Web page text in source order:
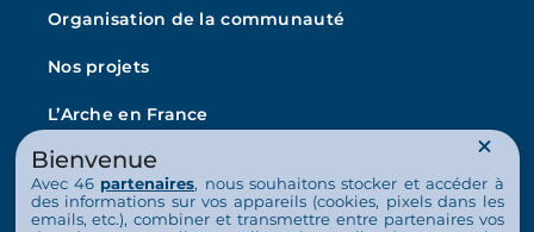
Organisation de la communauté
Nos projets
L’Arche en France
La vie au quotidien
Nos activités
Bienvenue
Avec 46 partenaires, nous souhaitons stocker et accéder à
des informations sur vos appareils (cookies, pixels dans les
emails, etc.), combiner et transmettre entre partenaires vos